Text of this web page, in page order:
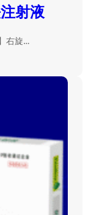
射液
右旋…